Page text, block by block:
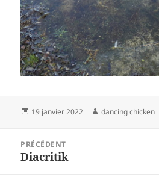
Publié
19 janvier 2022 Auteur
dancing chicken
l’article
PRÉCÉDENT
Article
Diacritik